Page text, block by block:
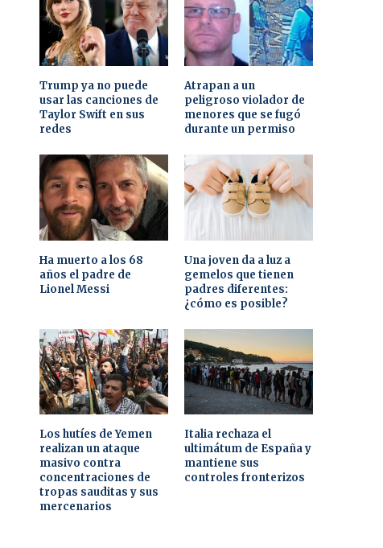
Trump ya no puede
usar las canciones de
Taylor Swift en sus
redes
Atrapan a un
peligroso violador de
menores que se fugó
durante un permiso
Ha muerto a los 68
años el padre de
Lionel Messi
Una joven da a luz a
gemelos que tienen
padres diferentes:
¿cómo es posible?
Los hutíes de Yemen
realizan un ataque
masivo contra
concentraciones de
tropas sauditas y sus
mercenarios
Italia rechaza el
ultimátum de España y
mantiene sus
controles fronterizos